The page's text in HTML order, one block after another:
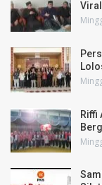
Riffi